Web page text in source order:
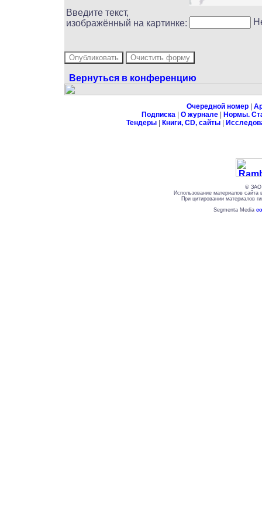
Введите текст,
изображённый на картинке:
Вернуться в конференцию
Очередной номер
Подписка| О журнале|
Нормы.
Тендеры
Книги, CD, сайты
© ЗАО
Использование материалов
При цитировании материалов
Segmenta Media